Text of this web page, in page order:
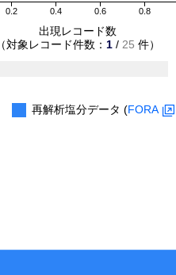
0.2 0.4 0.6 0.8
出現レコード数
（対象レコード件数： 1 / 25 件）
再解析塩分データ (FORA